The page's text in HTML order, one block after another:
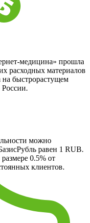
медицина» прошла
расходных материалов
на быстрорастущем
можно
равен 1 RUB.
0.5% от
клиентов.